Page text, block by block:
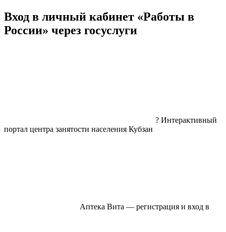
Вход в личный кабинет «Работы в
России» через госуслуги
? Интерактивный
портал центра занятости населения Кубзан
Аптека Вита — регистрация и вход в